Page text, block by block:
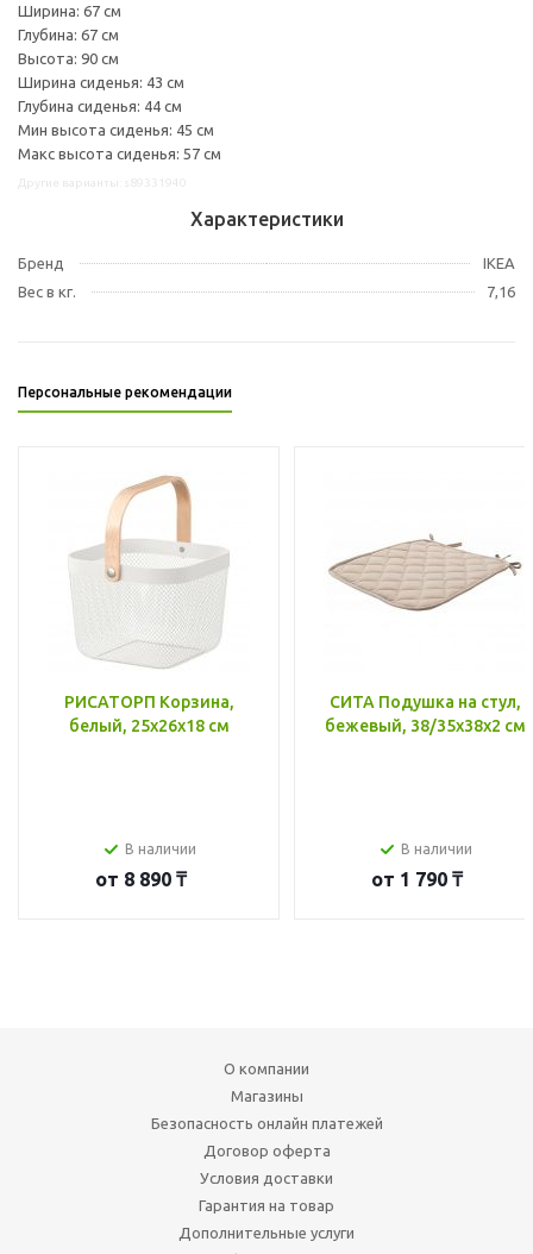
Ширина: 67 см
Глубина: 67 см
Высота: 90 см
Ширина сиденья: 43 см
Глубина сиденья: 44 см
Мин высота сиденья: 45 см
Макс высота сиденья: 57 см
Характеристики
Бренд
IKEA
Вес в кг.
7,16
Персональные рекомендации
РИСАТОРП Корзина,
белый, 25x26x18 см
В наличии
от 8 890 ₸
СИТА Подушка на стул,
бежевый, 38/35x38x2 см
В наличии
от 1 790 ₸
О компании
Магазины
Безопасность онлайн платежей
Договор оферта
Условия доставки
Гарантия на товар
Дополнительные услуги